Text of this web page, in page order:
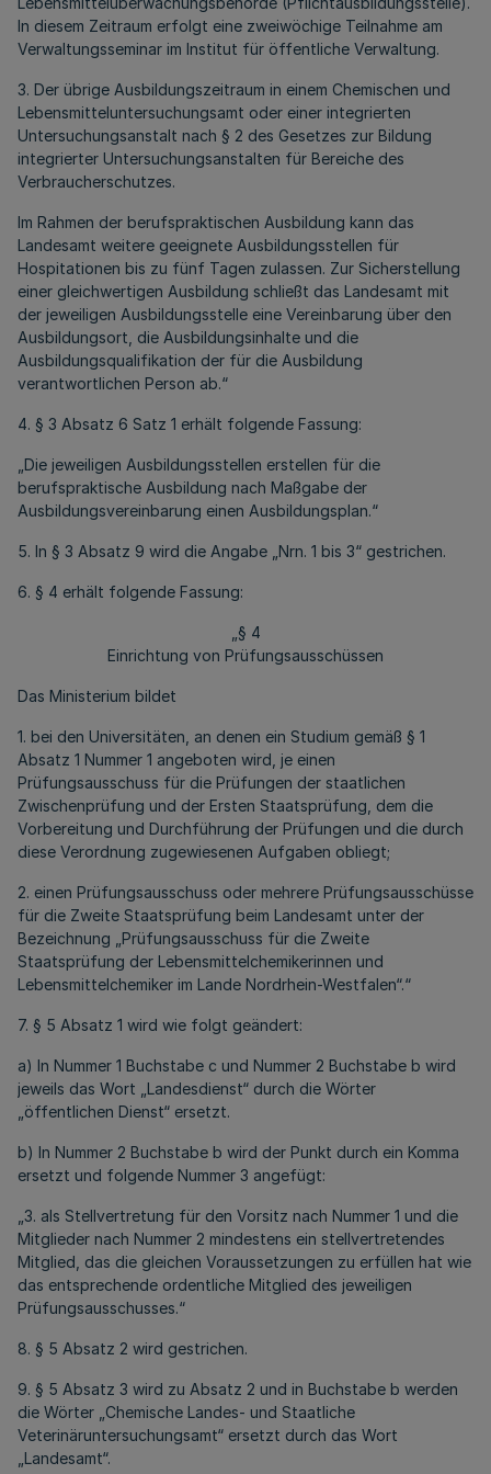
In diesem Zeitraum erfolgt eine zweiwöchige Teilnahme am
Verwaltungsseminar im Institut für öffentliche Verwaltung.
3. Der übrige Ausbildungszeitraum in einem Chemischen und
Lebensmitteluntersuchungsamt oder einer integrierten
Untersuchungsanstalt nach § 2 des Gesetzes zur Bildung
integrierter Untersuchungsanstalten für Bereiche des
Verbraucherschutzes.
Im Rahmen der berufspraktischen Ausbildung kann das
Landesamt weitere geeignete Ausbildungsstellen für
Hospitationen bis zu fünf Tagen zulassen. Zur Sicherstellung
einer gleichwertigen Ausbildung schließt das Landesamt mit
der jeweiligen Ausbildungsstelle eine Vereinbarung über den
Ausbildungsort, die Ausbildungsinhalte und die
Ausbildungsqualifikation der für die Ausbildung
verantwortlichen Person ab.“
4. § 3 Absatz 6 Satz 1 erhält folgende Fassung:
„Die jeweiligen Ausbildungsstellen erstellen für die
berufspraktische Ausbildung nach Maßgabe der
Ausbildungsvereinbarung einen Ausbildungsplan.“
5. In § 3 Absatz 9 wird die Angabe „Nrn. 1 bis 3“ gestrichen.
6. § 4 erhält folgende Fassung:
„§ 4
Einrichtung von Prüfungsausschüssen
Das Ministerium bildet
1. bei den Universitäten, an denen ein Studium gemäß § 1
Absatz 1 Nummer 1 angeboten wird, je einen
Prüfungsausschuss für die Prüfungen der staatlichen
Zwischenprüfung und der Ersten Staatsprüfung, dem die
Vorbereitung und Durchführung der Prüfungen und die durch
diese Verordnung zugewiesenen Aufgaben obliegt;
2. einen Prüfungsausschuss oder mehrere Prüfungsausschüsse
für die Zweite Staatsprüfung beim Landesamt unter der
Bezeichnung „Prüfungsausschuss für die Zweite
Staatsprüfung der Lebensmittelchemikerinnen und
Lebensmittelchemiker im Lande Nordrhein-Westfalen“.“
7. § 5 Absatz 1 wird wie folgt geändert:
a) In Nummer 1 Buchstabe c und Nummer 2 Buchstabe b wird
jeweils das Wort „Landesdienst“ durch die Wörter
„öffentlichen Dienst“ ersetzt.
b) In Nummer 2 Buchstabe b wird der Punkt durch ein Komma
ersetzt und folgende Nummer 3 angefügt:
„3. als Stellvertretung für den Vorsitz nach Nummer 1 und die
Mitglieder nach Nummer 2 mindestens ein stellvertretendes
Mitglied, das die gleichen Voraussetzungen zu erfüllen hat wie
das entsprechende ordentliche Mitglied des jeweiligen
Prüfungsausschusses.“
8. § 5 Absatz 2 wird gestrichen.
9. § 5 Absatz 3 wird zu Absatz 2 und in Buchstabe b werden
die Wörter „Chemische Landes- und Staatliche
Veterinäruntersuchungsamt“ ersetzt durch das Wort
„Landesamt“.